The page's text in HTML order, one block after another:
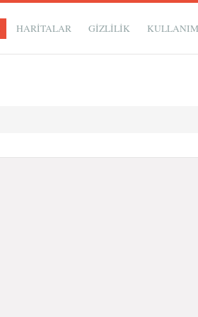
HARİTALAR GIZLILIK